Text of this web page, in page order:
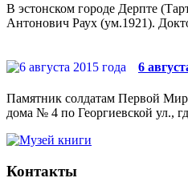
В эстонском городе Дерпте
Антонович Раух (ум.1921).
6
Памятник солдатам Первой
дома № 4 по Георгиевской ул.,
Контакты